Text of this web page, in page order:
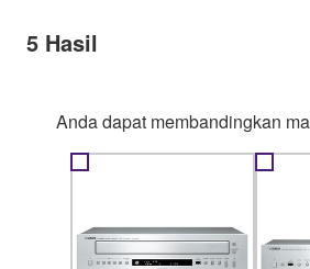
5 Hasil
Anda dapat membandingkan